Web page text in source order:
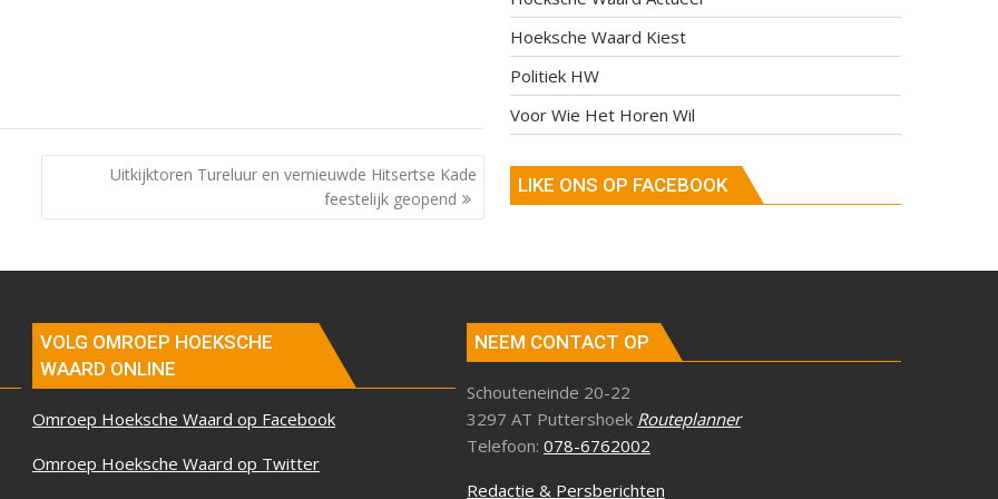
Uitkijktoren Tureluur en vernieuwde Hitsertse Kade
feestelijk geopend
Hoeksche Waard Kiest
Politiek HW
Voor Wie Het Horen Wil
LIKE ONS OP FACEBOOK
VOLG OMROEP HOEKSCHE
WAARD ONLINE
Omroep Hoeksche Waard op Facebook
Omroep Hoeksche Waard op Twitter
NEEM CONTACT OP
Schouteneinde 20-22
3297 AT Puttershoek Routeplanner
Telefoon: 078-6762002
Redactie & Persberichten